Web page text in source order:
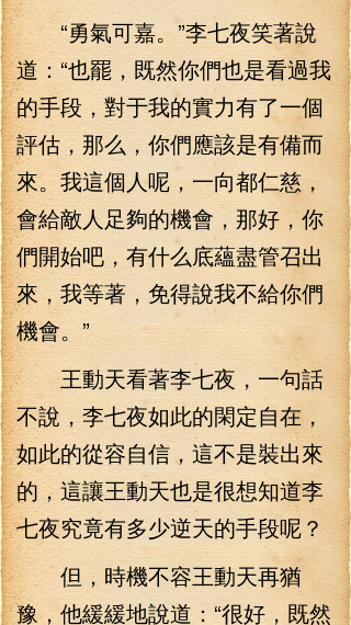
“勇氣可嘉。”李七夜笑著說
道：“也罷，既然你們也是看過我
的手段，對于我的實力有了一個
評估，那么，你們應該是有備而
來。我這個人呢，一向都仁慈，
會給敵人足夠的機會，那好，你
們開始吧，有什么底蘊盡管召出
來，我等著，免得說我不給你們
機會。”
王動天看著李七夜，一句話
不說，李七夜如此的閑定自在，
如此的從容自信，這不是裝出來
的，這讓王動天也是很想知道李
七夜究竟有多少逆天的手段呢？
但，時機不容王動天再猶
豫，他緩緩地說道：“很好，既然